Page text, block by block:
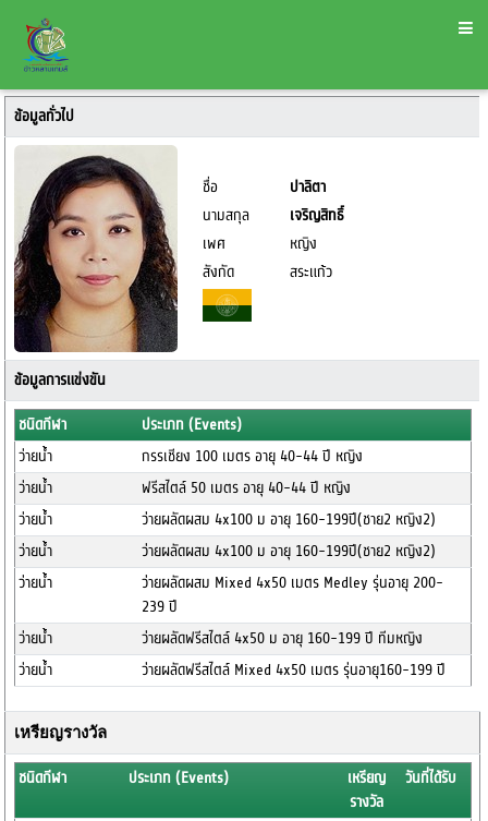
ข้อมูลทั่วไป
ชื่อ
ปาลิตา
นามสกุล
เจริญสิทธิ์
เพศ
หญิง
สังกัด
สระแก้ว
ข้อมูลการแข่งขัน
ชนิดกีฬา
ประเภท (Events)
ว่ายน้ำ
กรรเชียง 100 เมตร อายุ 40-44 ปี หญิง
ว่ายน้ำ
ฟรีสไตล์ 50 เมตร อายุ 40-44 ปี หญิง
ว่ายน้ำ
ว่ายผลัดผสม 4x100 ม อายุ 160-199ปี(ชาย2 หญิง2)
ว่ายน้ำ
ว่ายผลัดผสม 4x100 ม อายุ 160-199ปี(ชาย2 หญิง2)
ว่ายน้ำ
ว่ายผลัดผสม Mixed 4x50 เมตร Medley รุ่นอายุ 200-
239 ปี
ว่ายน้ำ
ว่ายผลัดฟรีสไตล์ 4x50 ม อายุ 160-199 ปี ทีมหญิง
ว่ายน้ำ
ว่ายผลัดฟรีสไตล์ Mixed 4x50 เมตร รุ่นอายุ160-199 ปี
เหรียญรางวัล
ชนิดกีฬา ประเภท (Events)
เหรียญ
รางวัล
วันที่ได้รับ